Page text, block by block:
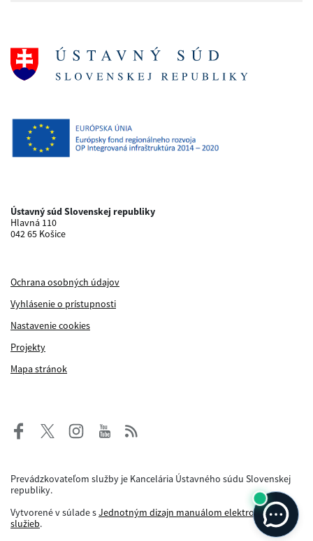
Ústavný súd Slovenskej republiky
Hlavná 110
042 65 Košice
Ochrana osobných údajov
Vyhlásenie o prístupnosti
Nastavenie cookies
Projekty
Mapa stránok
Prevádzkovateľom služby je Kancelária Ústavného súdu Slovenskej
republiky.
Vytvorené v súlade sJednotným dizajn manuálom elektronických
služieb.